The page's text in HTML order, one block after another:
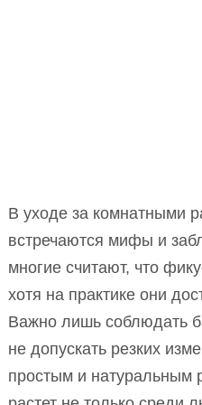
В уходе за комнатными
встречаются мифы и
многие считают, что
хотя на практике они
Важно лишь соблюдать
не допускать резких
простым и